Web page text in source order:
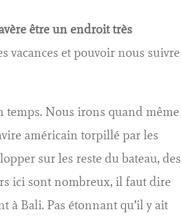
être un endroit très
vacances et pouvoir nous suivre
temps. Nous irons quand même
américain torpillé par les
sur les reste du bateau, des
ici sont nombreux, il faut dire
à Bali. Pas étonnant qu’il y ait